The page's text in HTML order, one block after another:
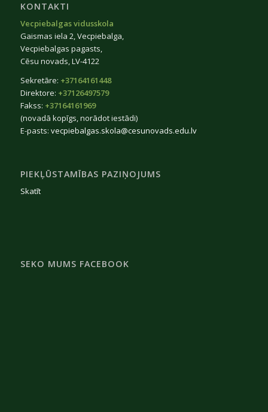
KONTAKTI
Vecpiebalgas vidusskola
Gaismas iela 2, Vecpiebalga,
Vecpiebalgas pagasts,
Cēsu novads, LV-4122
Sekretāre: +37164161448
Direktore: +37126497579
Fakss: +37164161969
(novadā kopīgs, norādot iestādi)
E-pasts: vecpiebalgas.skola@cesunovads.edu.lv
PIEKĻŪSTAMĪBAS PAZIŅOJUMS
Skatīt
SEKO MUMS FACEBOOK